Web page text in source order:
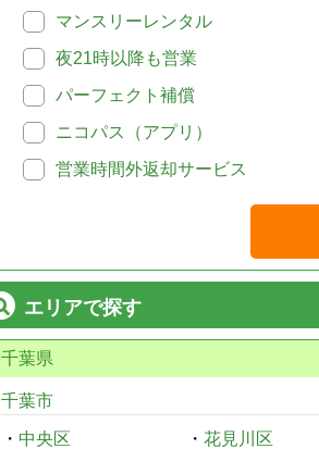
マンスリーレンタル
夜21時以降も営業
パーフェクト補償
ニコパス（アプリ）
営業時間外返却サービス
エリアで探す
千葉県
千葉市
・ 中央区 ・ 花見川区